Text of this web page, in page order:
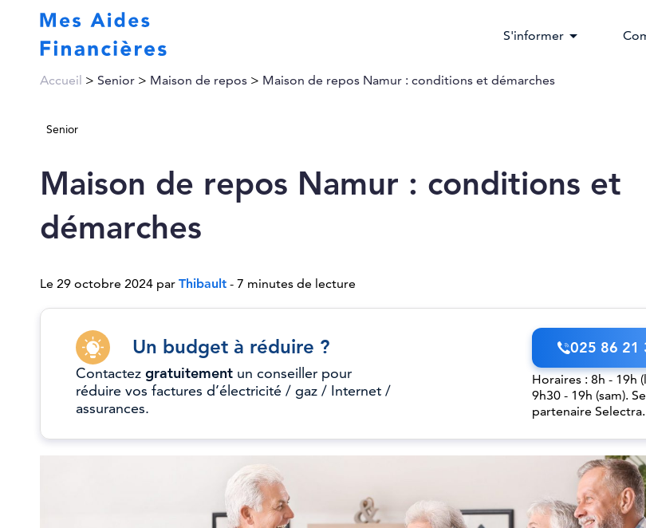
S'informer arrow_drop_down
Accueil > Senior > Maison de repos > Maison de repos Namur : conditions et démarches
Senior
Maison de repos Namur : conditions et
démarches
Le 29 octobre 2024 par Thibault - 7 minutes de lecture
Un budget à réduire ?
Contactez gratuitement un conseiller pour
réduire vos factures d’électricité / gaz / Internet /
assurances.
025 86 21
Horaires : 8h - 19h
9h30 - 19h (sam).
partenaire Selectra.